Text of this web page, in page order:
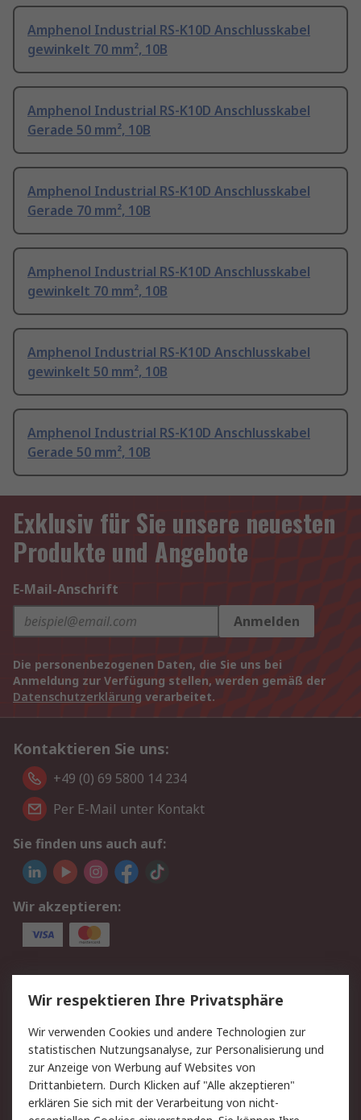
Amphenol Industrial RS-K10D Anschlusskabel
gewinkelt 70 mm², 10B
Amphenol Industrial RS-K10D Anschlusskabel
Gerade 50 mm², 10B
Amphenol Industrial RS-K10D Anschlusskabel
Gerade 70 mm², 10B
Amphenol Industrial RS-K10D Anschlusskabel
gewinkelt 70 mm², 10B
Amphenol Industrial RS-K10D Anschlusskabel
gewinkelt 50 mm², 10B
Amphenol Industrial RS-K10D Anschlusskabel
Gerade 50 mm², 10B
Exklusiv für Sie unsere neuesten
Produkte und Angebote
E-Mail-Anschrift
Anmelden
Die personenbezogenen Daten, die Sie uns bei
Anmeldung zur Verfügung stellen, werden gemäß der
Datenschutzerklärung verarbeitet.
Kontaktieren Sie uns:
+49 (0) 69 5800 14 234
Per E-Mail unter Kontakt
Sie finden uns auch auf:
Wir akzeptieren:
Service
Value Added Services
Lieferlösungen
Rücksendungen
Kontakt
Hilfe
Privatkunden
Rechtliches
Wir respektieren Ihre Privatsphäre
Wir verwenden Cookies und andere Technologien zur
statistischen Nutzungsanalyse, zur Personalisierung und
zur Anzeige von Werbung auf Websites von
Drittanbietern. Durch Klicken auf "Alle akzeptieren"
erklären Sie sich mit der Verarbeitung von nicht-